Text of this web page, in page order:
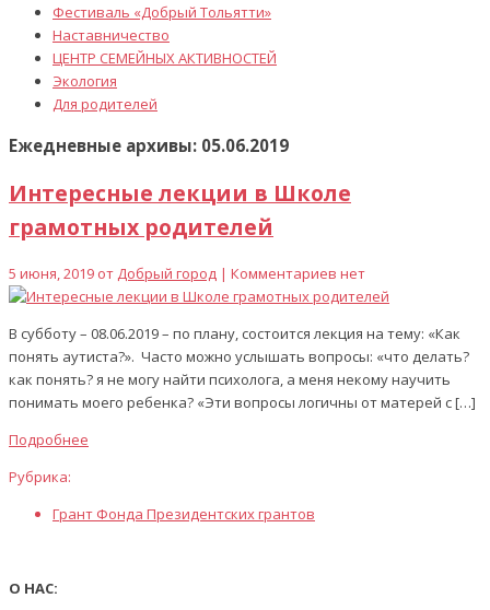
Фестиваль «Добрый Тольятти»
Наставничество
ЦЕНТР СЕМЕЙНЫХ АКТИВНОСТЕЙ
Экология
Для родителей
Ежедневные архивы: 05.06.2019
Интересные лекции в Школе
грамотных родителей
5 июня, 2019 от Добрый город | Комментариев нет
В субботу – 08.06.2019 – по плану, состоится лекция на тему: «Как
понять аутиста?». Часто можно услышать вопросы: «что делать?
как понять? я не могу найти психолога, а меня некому научить
понимать моего ребенка? «Эти вопросы логичны от матерей с […]
Подробнее
Рубрика:
Грант Фонда Президентских грантов
О НАС: